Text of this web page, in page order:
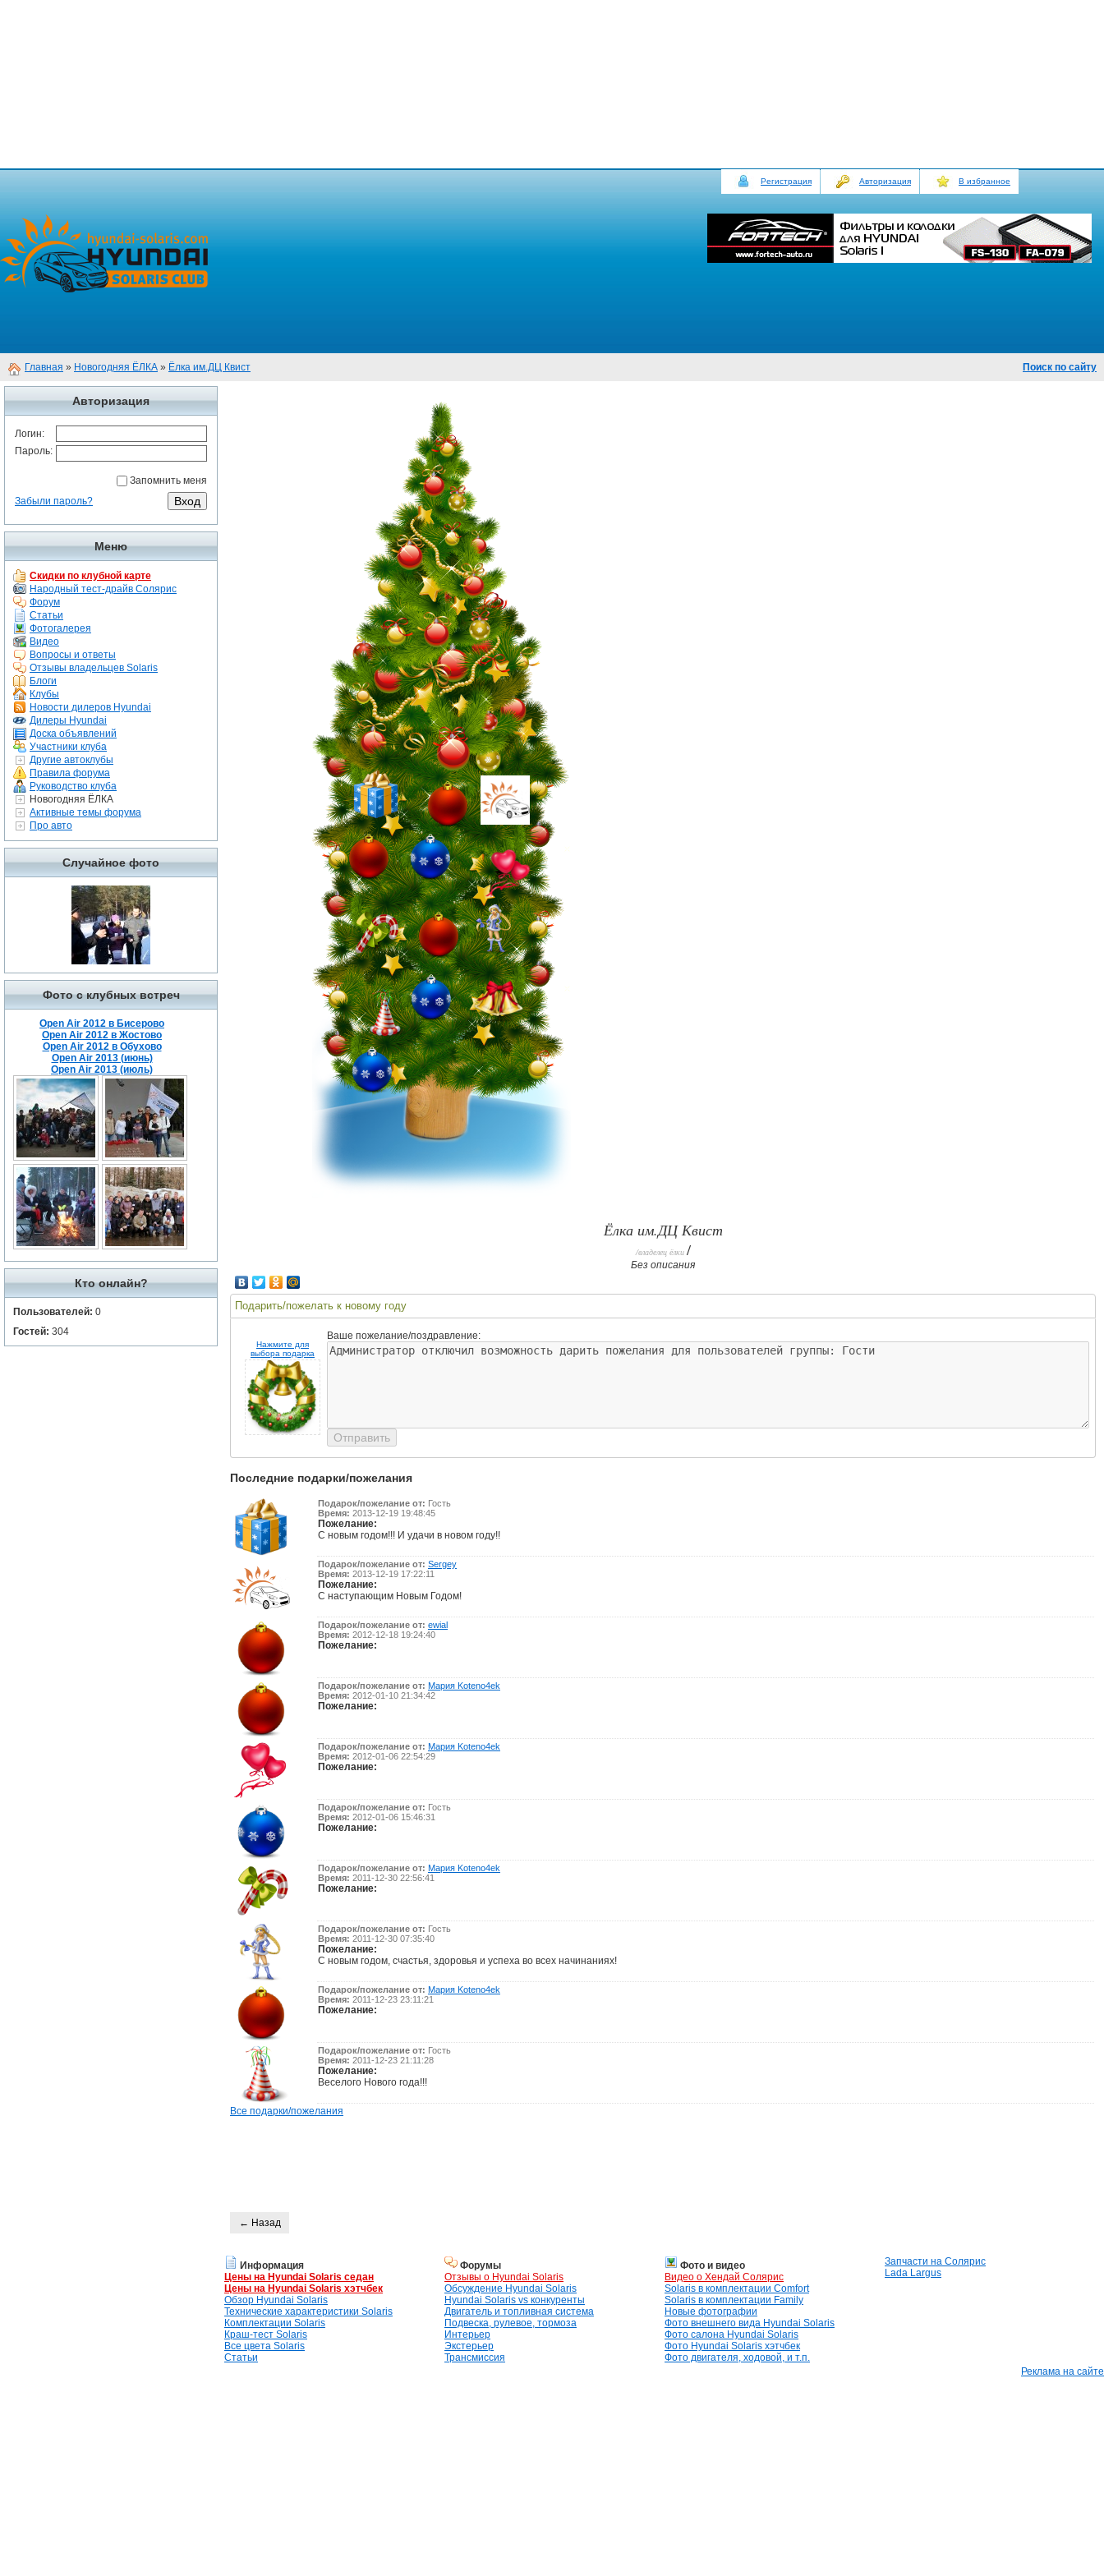
Регистрация Авторизация В избранное
Главная » Новогодняя ЁЛКА » Ёлка им.ДЦ Квист Поиск по сайту
Авторизация
Логин:
Пароль:
Запомнить меня
Забыли пароль?
Меню
Скидки по клубной карте
Народный тест-драйв Солярис
Форум
Статьи
Фотогалерея
Видео
Вопросы и ответы
Отзывы владельцев Solaris
Блоги
Клубы
Новости дилеров Hyundai
Дилеры Hyundai
Доска объявлений
Участники клуба
Другие автоклубы
Правила форума
Руководство клуба
Новогодняя ЁЛКА
Активные темы форума
Про авто
Случайное фото
Фото с клубных встреч
Open Air 2012 в Бисерово
Open Air 2012 в Жостово
Open Air 2012 в Обухово
Open Air 2013 (июнь)
Open Air 2013 (июль)
Кто онлайн?
Пользователей: 0
Гостей: 304
Ёлка им.ДЦ Квист
/владелец ёлки /
Без описания
Подарить/пожелать к новому году
Нажмите для
выбора подарка
Ваше пожелание/поздравление:
Последние подарки/пожелания
Подарок/пожелание от: Гость
Время: 2013-12-19 19:48:45
Пожелание:
С новым годом!!! И удачи в новом году!!
Подарок/пожелание от: Sergey
Время: 2013-12-19 17:22:11
Пожелание:
С наступающим Новым Годом!
Подарок/пожелание от: ewial
Время: 2012-12-18 19:24:40
Пожелание:
Подарок/пожелание от: Мария Koteno4ek
Время: 2012-01-10 21:34:42
Пожелание:
Подарок/пожелание от: Мария Koteno4ek
Время: 2012-01-06 22:54:29
Пожелание:
Подарок/пожелание от: Гость
Время: 2012-01-06 15:46:31
Пожелание:
Подарок/пожелание от: Мария Koteno4ek
Время: 2011-12-30 22:56:41
Пожелание:
Подарок/пожелание от: Гость
Время: 2011-12-30 07:35:40
Пожелание:
С новым годом, счастья, здоровья и успеха во всех начинаниях!
Подарок/пожелание от: Мария Koteno4ek
Время: 2011-12-23 23:11:21
Пожелание:
Подарок/пожелание от: Гость
Время: 2011-12-23 21:11:28
Пожелание:
Веселого Нового года!!!
Все подарки/пожелания
← Назад
Информация
Цены на Hyundai Solaris седан
Цены на Hyundai Solaris хэтчбек
Обзор Hyundai Solaris
Технические характеристики Solaris
Комплектации Solaris
Краш-тест Solaris
Все цвета Solaris
Статьи
Форумы
Отзывы о Hyundai Solaris
Обсуждение Hyundai Solaris
Hyundai Solaris vs конкуренты
Двигатель и топливная система
Подвеска, рулевое, тормоза
Интерьер
Экстерьер
Трансмиссия
Фото и видео
Видео о Хендай Солярис
Solaris в комплектации Comfort
Solaris в комплектации Family
Новые фотографии
Фото внешнего вида Hyundai Solaris
Фото салона Hyundai Solaris
Фото Hyundai Solaris хэтчбек
Фото двигателя, ходовой, и т.п.
Запчасти на Солярис
Lada Largus
Реклама на сайте